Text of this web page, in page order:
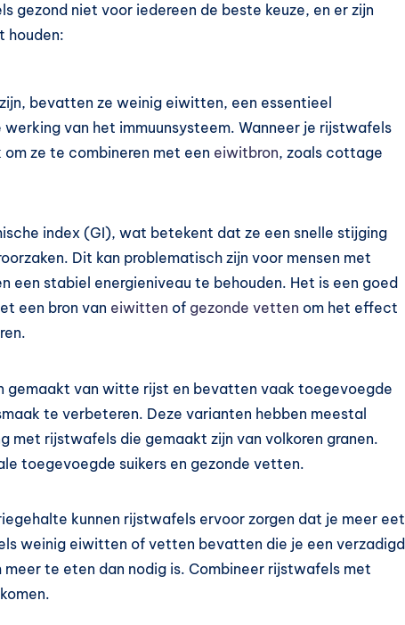
gezond niet voor iedereen de beste keuze, en er zijn
houden:
bevatten ze weinig eiwitten, een essentieel
van het immuunsysteem. Wanneer je rijstwafels
ze te combineren met een eiwitbron, zoals cottage
index (GI), wat betekent dat ze een snelle stijging
Dit kan problematisch zijn voor mensen met
een stabiel energieniveau te behouden. Het is een goed
een bron van eiwitten of gezonde vetten om het effect
gemaakt van witte rijst en bevatten vaak toegevoegde
te verbeteren. Deze varianten hebben meestal
met rijstwafels die gemaakt zijn van volkoren granen.
toegevoegde suikers en gezonde vetten.
kunnen rijstwafels ervoor zorgen dat je meer eet
weinig eiwitten of vetten bevatten die je een verzadigd
meer te eten dan nodig is. Combineer rijstwafels met